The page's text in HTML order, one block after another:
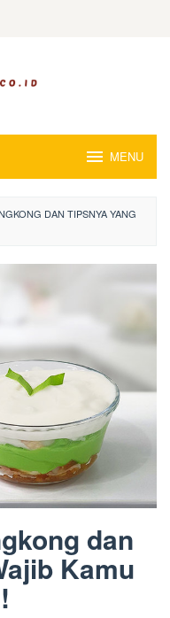
MENU
DAN TIPSNYA YANG
dan
Kamu